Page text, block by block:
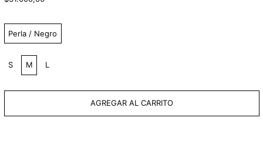
Color:
Perla / Negro
Talle:
S
M L
AGREGAR AL CARRITO